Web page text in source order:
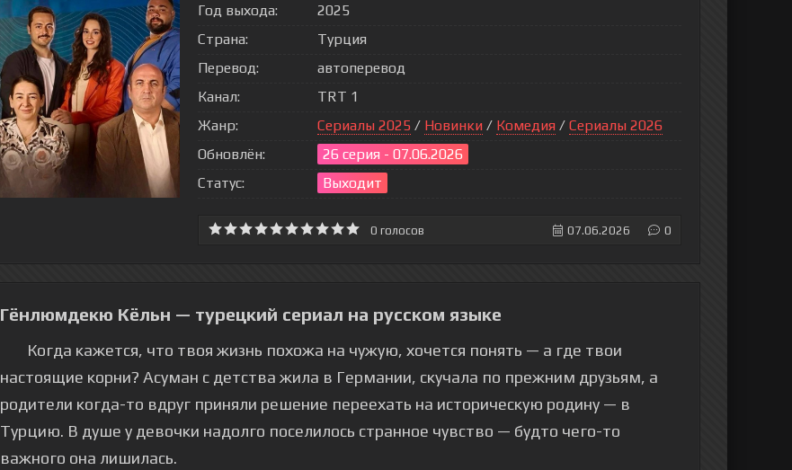
Год выхода:
2025
Страна:
Турция
Перевод:
автоперевод
Канал:
TRT 1
Жанр:
Сериалы 2025 / Новинки / Комедия / Сериалы 2026
Обновлён:
26 серия - 07.06.2026
Статус:
Выходит
0 голосов 07.06.2026 0
Гёнлюмдекю Кёльн — турецкий сериал на русском языке
Когда кажется, что твоя жизнь похожа на чужую, хочется понять — а где твои
настоящие корни? Асуман с детства жила в Германии, скучала по прежним друзьям, а
родители когда-то вдруг приняли решение переехать на историческую родину — в
Турцию. В душе у девочки надолго поселилось странное чувство — будто чего-то
важного она лишилась.